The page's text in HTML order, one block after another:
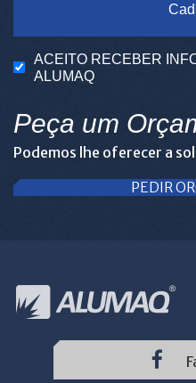
ACEITO RECEBER
ALUMAQ
Peça um
Podemos lhe oferecer a
PEDIR